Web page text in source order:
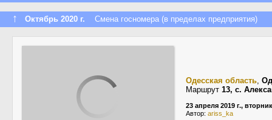
↑ Октябрь 2020 г. Смена госномера (в пределах предприятия)
Одесская область,
Маршрут 13, с.
23 апреля 2019 г., вторник
Автор: ariss_ka